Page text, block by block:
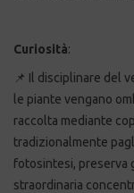
Curiosità:
📌 Il disciplinare del
le piante vengano
raccolta mediante
tradizionalmente
fotosintesi, preserva
straordinaria